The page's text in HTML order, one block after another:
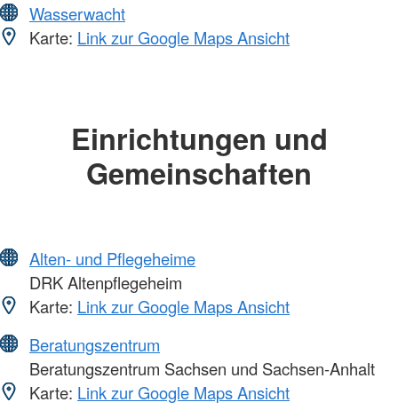
Wasserwacht
Karte: Link zur Google Maps Ansicht
Einrichtungen und
Gemeinschaften
Alten- und Pflegeheime
DRK Altenpflegeheim
Karte: Link zur Google Maps Ansicht
Beratungszentrum
Beratungszentrum Sachsen und Sachsen-Anhalt
Karte: Link zur Google Maps Ansicht